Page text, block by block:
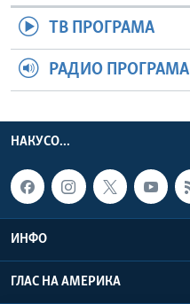
ТВ ПРОГРАМА
РАДИО ПРОГРАМА
НАКУСО...
ИНФО
ГЛАС НА АМЕРИКА